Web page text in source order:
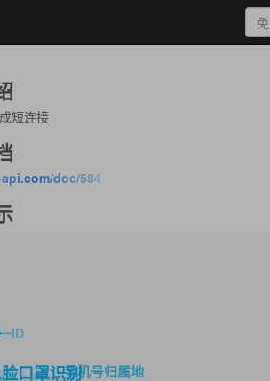
短连接
doc/584
口罩识别手机号归属地
ID
图片转base64